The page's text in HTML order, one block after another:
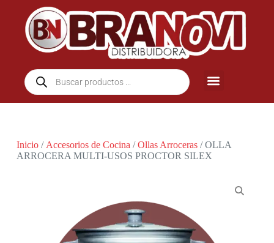
Inicio/ Accesorios de Cocina /Ollas Arroceras/ OLLA
ARROCERA MULTI-USOS PROCTOR SILEX